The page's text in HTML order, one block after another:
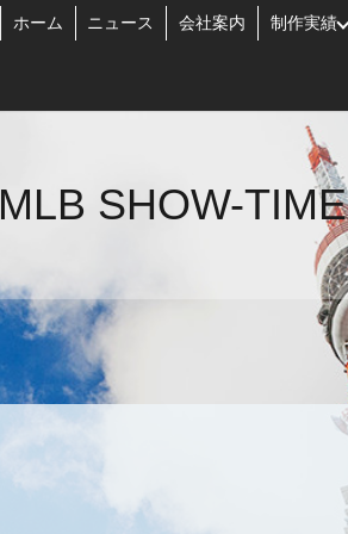
ホーム ニュース 会社案内 制作実績
MLB SHOW-TIME